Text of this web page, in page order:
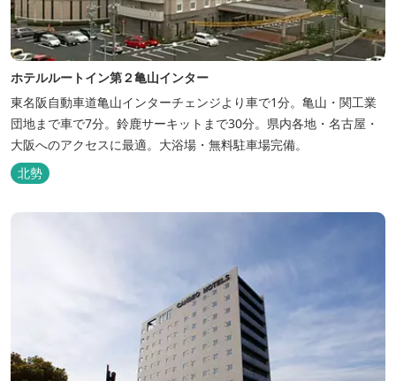
ホテルルートイン第２亀山インター
東名阪自動車道亀山インターチェンジより車で1分。亀山・関工業
団地まで車で7分。鈴鹿サーキットまで30分。県内各地・名古屋・
大阪へのアクセスに最適。大浴場・無料駐車場完備。
北勢